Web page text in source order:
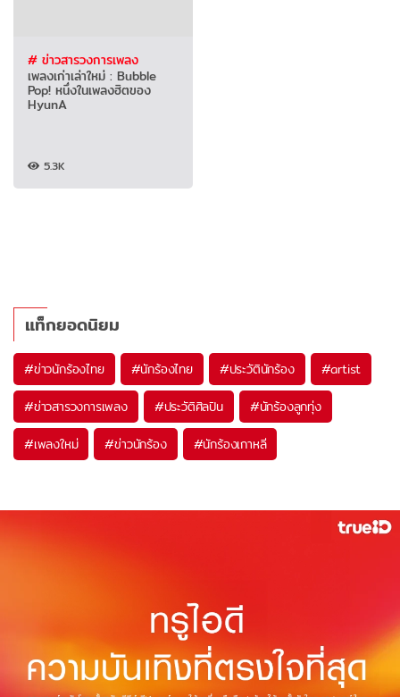
# ข่าวสารวงการเพลง
เพลงเก่าเล่าใหม่ : Bubble
Pop! หนึ่งในเพลงฮิตของ
HyunA
5.3K
แท็กยอดนิยม
#ข่าวนักร้องไทย #นักร้องไทย #ประวัตินักร้อง #artist
#ข่าวสารวงการเพลง #ประวัติศิลปิน #นักร้องลูกทุ่ง
#เพลงใหม่ #ข่าวนักร้อง #นักร้องเกาหลี